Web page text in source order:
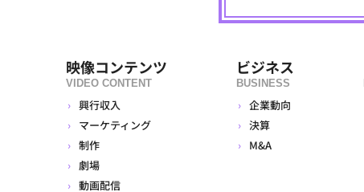
映像コンテンツ
VIDEO CONTENT
興行収入
マーケティング
制作
劇場
動画配信
ビジネス
BUSINESS
企業動向
決算
M&A